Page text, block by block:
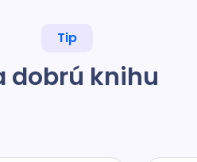
Tip
dobrú knihu